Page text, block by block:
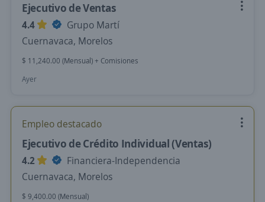
Ejecutivo de Ventas
4.4
Grupo Martí
Cuernavaca, Morelos
$ 11,240.00 (Mensual) + Comisiones
Ayer
Empleo destacado
Ejecutivo de Crédito Individual (Ventas)
4.2
Financiera-Independencia
Cuernavaca, Morelos
$ 9,400.00 (Mensual)